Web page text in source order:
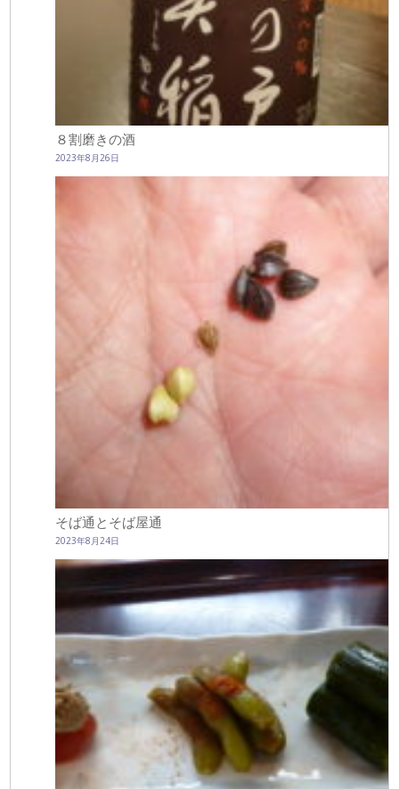
８割磨きの酒
2023年8月26日
そば通とそば屋通
2023年8月24日